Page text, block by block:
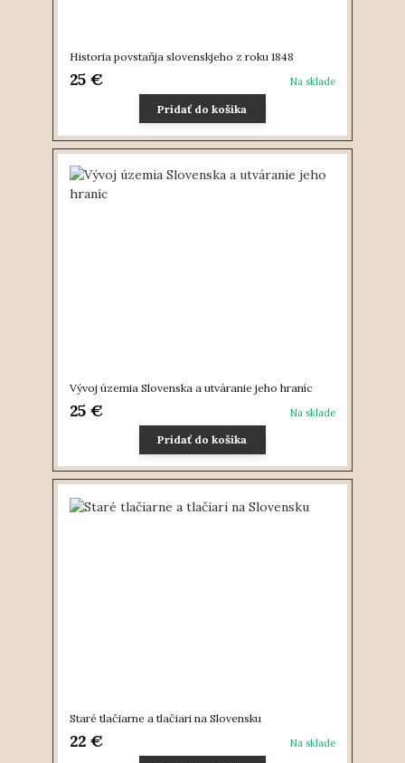
Historia povstaňja slovenskjeho z roku 1848
25 € Na sklade
Pridať do košíka
Vývoj územia Slovenska a utváranie jeho hraníc
25 € Na sklade
Pridať do košíka
Staré tlačiarne a tlačiari na Slovensku
22 € Na sklade